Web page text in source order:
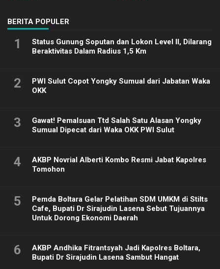
BERITA POPULER
1
Status Gunung Soputan dan Lokon Level II, Dilarang
Beraktivitas Dalam Radius 1,5 Km
2
PWI Sulut Copot Yongky Sumual dari Jabatan Waka
OKK
3
Gawat! Pemalsuan Ttd Salah Satu Alasan Yongky
Sumual Dipecat dari Waka OKK PWI Sulut
4
AKBP Novrial Alberti Kombo Resmi Jabat Kapolres
Tomohon
5
Pemda Boltara Gelar Pelatihan SDM UMKM di Stilts
Cafe, Bupati Dr Sirajudin Lasena Sebut Tujuannya
Untuk Dorong Ekonomi Daerah
6
AKBP Andhika Fitrantsyah Jadi Kapolres Boltara,
Bupati Dr Sirajudin Lasena Sambut Hangat